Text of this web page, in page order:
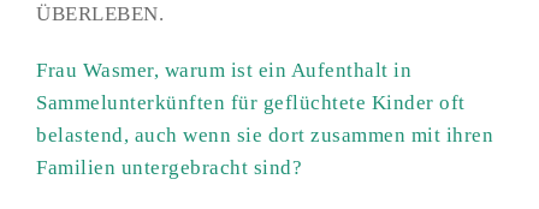
ÜBERLEBEN.
Frau Wasmer, warum ist ein Aufenthalt in
Sammelunterkünften für geflüchtete Kinder oft
belastend, auch wenn sie dort zusammen mit ihren
Familien untergebracht sind?